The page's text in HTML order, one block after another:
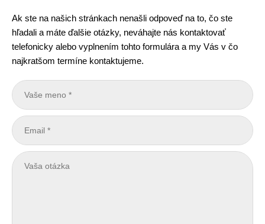
Ak ste na našich stránkach nenašli odpoveď na to, čo ste
hľadali a máte ďalšie otázky, neváhajte nás kontaktovať
telefonicky alebo vyplnením tohto formulára a my Vás v čo
najkratšom termíne kontaktujeme.